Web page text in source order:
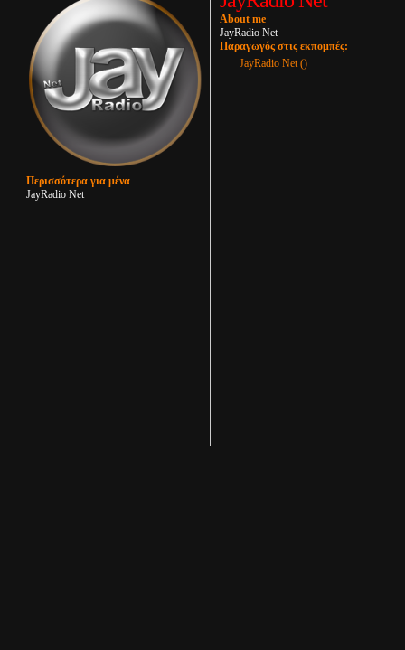
Περισσότερα για μένα
JayRadio Net
About me
JayRadio Net
Παραγωγός στις εκπομπές:
JayRadio Net ()